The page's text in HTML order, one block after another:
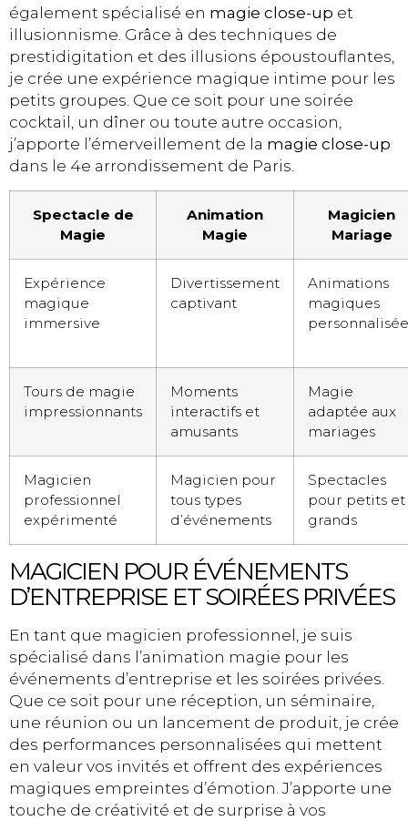
également spécialisé en magie close-up et
illusionnisme. Grâce à des techniques de
prestidigitation et des illusions époustouflantes,
je crée une expérience magique intime pour les
petits groupes. Que ce soit pour une soirée
cocktail, un dîner ou toute autre occasion,
j’apporte l’émerveillement de la magie close-up
dans le 4e arrondissement de Paris.
Spectacle de
Magie
Animation
Magie
Magicien
Mariage
Expérience
magique
immersive
Divertissement
captivant
Animations
magiques
Tours de magie
impressionnants
Moments
interactifs et
amusants
Magie
adaptée aux
mariages
Magicien
professionnel
expérimenté
Magicien pour
tous types
d’événements
Spectacles
pour petits et
grands
MAGICIEN POUR ÉVÉNEMENTS
D’ENTREPRISE ET SOIRÉES PRIVÉES
En tant que magicien professionnel, je suis
spécialisé dans l’animation magie pour les
événements d’entreprise et les soirées privées.
Que ce soit pour une réception, un séminaire,
une réunion ou un lancement de produit, je crée
des performances personnalisées qui mettent
en valeur vos invités et offrent des expériences
magiques empreintes d’émotion. J’apporte une
touche de créativité et de surprise à vos